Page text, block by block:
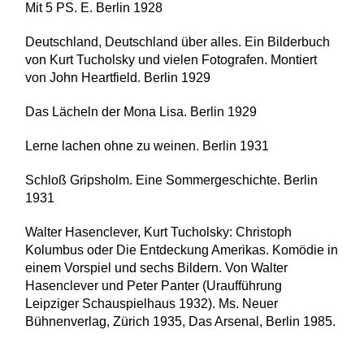
Mit 5 PS. E. Berlin 1928
Deutschland, Deutschland über alles. Ein Bilderbuch
von Kurt Tucholsky und vielen Fotografen. Montiert
von John Heartfield. Berlin 1929
Das Lächeln der Mona Lisa. Berlin 1929
Lerne lachen ohne zu weinen. Berlin 1931
Schloß Gripsholm. Eine Sommergeschichte. Berlin
1931
Walter Hasenclever, Kurt Tucholsky: Christoph
Kolumbus oder Die Entdeckung Amerikas. Komödie in
einem Vorspiel und sechs Bildern. Von Walter
Hasenclever und Peter Panter (Uraufführung
Leipziger Schauspielhaus 1932). Ms. Neuer
Bühnenverlag, Zürich 1935, Das Arsenal, Berlin 1985.